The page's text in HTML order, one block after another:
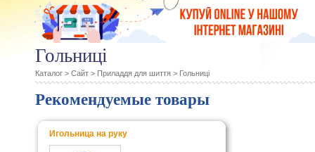
Гольниці
Каталог > Сайт > Приладдя для шиття > Гольниці
Рекомендуемые товары
Игольница на руку